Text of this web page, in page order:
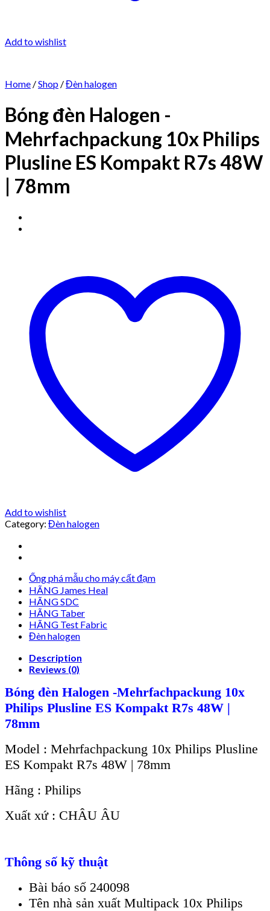
Add to wishlist
Home /Shop /Đèn halogen
Bóng đèn Halogen -
Mehrfachpackung 10x Philips
Plusline ES Kompakt R7s 48W
| 78mm
Add to wishlist
Category: Đèn halogen
Ống phá mẫu cho máy cất đạm
HÃNG James Heal
HÃNG SDC
HÃNG Taber
HÃNG Test Fabric
Đèn halogen
Description
Reviews (0)
Bóng đèn Halogen -Mehrfachpackung 10x
Philips Plusline ES Kompakt R7s 48W |
78mm
Model : Mehrfachpackung 10x Philips Plusline
ES Kompakt R7s 48W | 78mm
Hãng : Philips
Xuất xứ : CHÂU ÂU
Thông số kỹ thuật
Bài báo số 240098
Tên nhà sản xuất Multipack 10x Philips